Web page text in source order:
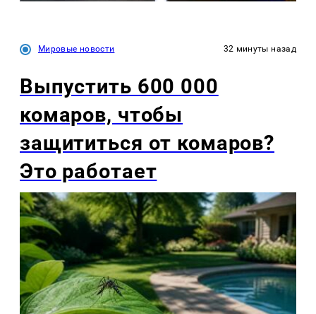
Мировые новости 32 минуты назад
Выпустить 600 000
комаров, чтобы
защититься от комаров?
Это работает